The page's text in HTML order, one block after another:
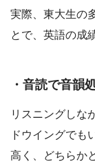
実際、東大生の
とで、英語の成
・音読で音韻
リスニングしな
ドウイングでも
高く、どちらか